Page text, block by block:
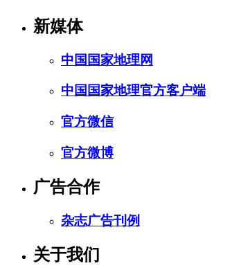
新媒体
中国国家地理网
中国国家地理官方客户端
官方微信
官方微博
广告合作
杂志广告刊例
关于我们